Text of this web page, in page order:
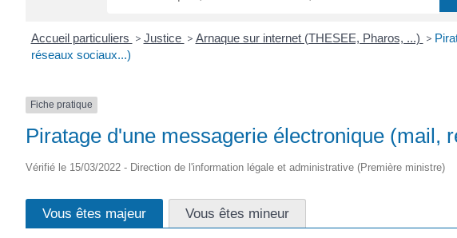
Accueil particuliers > Justice > Arnaque sur internet (THESEE, Pharos, ...) >
réseaux sociaux...)
Fiche pratique
Piratage d'une messagerie électronique (mail,
Vérifié le 15/03/2022 - Direction de l'information légale et administrative (Première ministre)
Vous êtes majeur Vous êtes mineur